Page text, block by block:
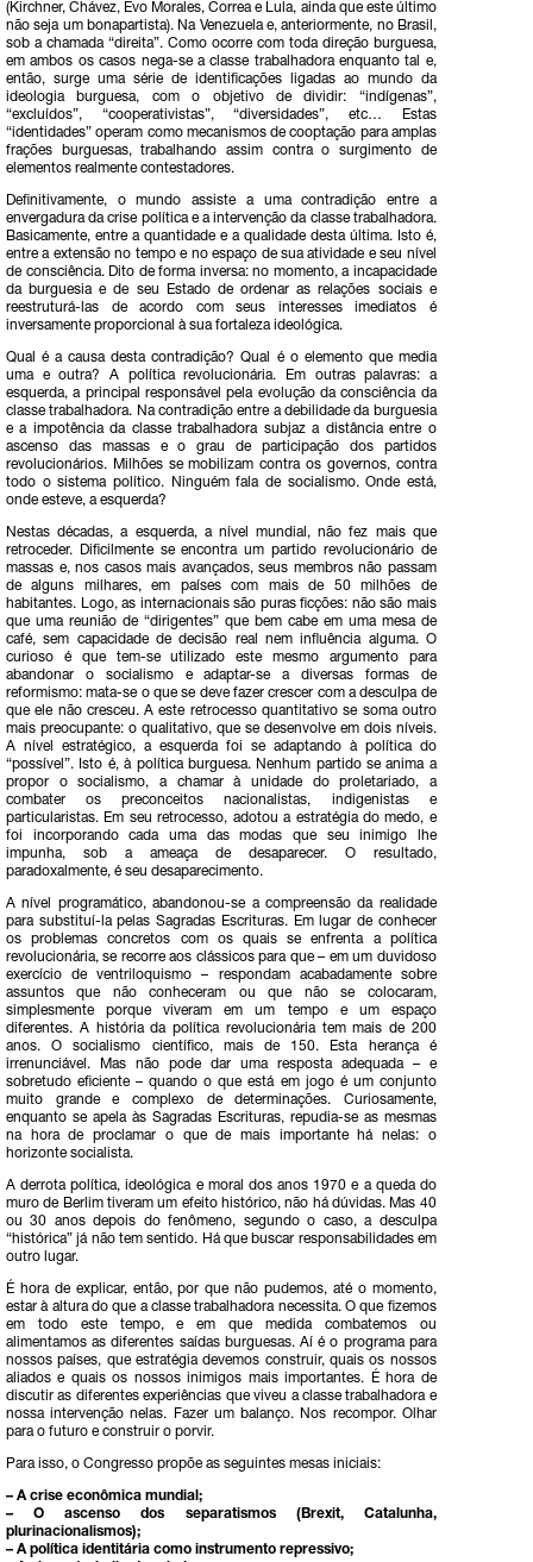
(Kirchner, Chávez, Evo Morales, Correa e Lula, ainda que este último
não seja um bonapartista). Na Venezuela e, anteriormente, no Brasil,
sob a chamada “direita”. Como ocorre com toda direção burguesa,
em ambos os casos nega-se a classe trabalhadora enquanto tal e,
então, surge uma série de identificações ligadas ao mundo da
ideologia burguesa, com o objetivo de dividir: “indígenas”,
“excluídos”, “cooperativistas”, “diversidades”, etc… Estas
“identidades” operam como mecanismos de cooptação para amplas
frações burguesas, trabalhando assim contra o surgimento de
elementos realmente contestadores.
Definitivamente, o mundo assiste a uma contradição entre a
envergadura da crise política e a intervenção da classe trabalhadora.
Basicamente, entre a quantidade e a qualidade desta última. Isto é,
entre a extensão no tempo e no espaço de sua atividade e seu nível
de consciência. Dito de forma inversa: no momento, a incapacidade
da burguesia e de seu Estado de ordenar as relações sociais e
reestruturá-las de acordo com seus interesses imediatos é
inversamente proporcional à sua fortaleza ideológica.
Qual é a causa desta contradição? Qual é o elemento que media
uma e outra? A política revolucionária. Em outras palavras: a
esquerda, a principal responsável pela evolução da consciência da
classe trabalhadora. Na contradição entre a debilidade da burguesia
e a impotência da classe trabalhadora subjaz a distância entre o
ascenso das massas e o grau de participação dos partidos
revolucionários. Milhões se mobilizam contra os governos, contra
todo o sistema político. Ninguém fala de socialismo. Onde está,
onde esteve, a esquerda?
Nestas décadas, a esquerda, a nível mundial, não fez mais que
retroceder. Dificilmente se encontra um partido revolucionário de
massas e, nos casos mais avançados, seus membros não passam
de alguns milhares, em países com mais de 50 milhões de
habitantes. Logo, as internacionais são puras ficções: não são mais
que uma reunião de “dirigentes” que bem cabe em uma mesa de
café, sem capacidade de decisão real nem influência alguma. O
curioso é que tem-se utilizado este mesmo argumento para
abandonar o socialismo e adaptar-se a diversas formas de
reformismo: mata-se o que se deve fazer crescer com a desculpa de
que ele não cresceu. A este retrocesso quantitativo se soma outro
mais preocupante: o qualitativo, que se desenvolve em dois níveis.
A nível estratégico, a esquerda foi se adaptando à política do
“possível”. Isto é, à política burguesa. Nenhum partido se anima a
propor o socialismo, a chamar à unidade do proletariado, a
combater os preconceitos nacionalistas, indigenistas e
particularistas. Em seu retrocesso, adotou a estratégia do medo, e
foi incorporando cada uma das modas que seu inimigo lhe
impunha, sob a ameaça de desaparecer. O resultado,
paradoxalmente, é seu desaparecimento.
A nível programático, abandonou-se a compreensão da realidade
para substituí-la pelas Sagradas Escrituras. Em lugar de conhecer
os problemas concretos com os quais se enfrenta a política
revolucionária, se recorre aos clássicos para que – em um duvidoso
exercício de ventriloquismo – respondam acabadamente sobre
assuntos que não conheceram ou que não se colocaram,
simplesmente porque viveram em um tempo e um espaço
diferentes. A história da política revolucionária tem mais de 200
anos. O socialismo científico, mais de 150. Esta herança é
irrenunciável. Mas não pode dar uma resposta adequada – e
sobretudo eficiente – quando o que está em jogo é um conjunto
muito grande e complexo de determinações. Curiosamente,
enquanto se apela às Sagradas Escrituras, repudia-se as mesmas
na hora de proclamar o que de mais importante há nelas: o
horizonte socialista.
A derrota política, ideológica e moral dos anos 1970 e a queda do
muro de Berlim tiveram um efeito histórico, não há dúvidas. Mas 40
ou 30 anos depois do fenômeno, segundo o caso, a desculpa
“histórica” já não tem sentido. Há que buscar responsabilidades em
outro lugar.
É hora de explicar, então, por que não pudemos, até o momento,
estar à altura do que a classe trabalhadora necessita. O que fizemos
em todo este tempo, e em que medida combatemos ou
alimentamos as diferentes saídas burguesas. Aí é o programa para
nossos países, que estratégia devemos construir, quais os nossos
aliados e quais os nossos inimigos mais importantes. É hora de
discutir as diferentes experiências que viveu a classe trabalhadora e
nossa intervenção nelas. Fazer um balanço. Nos recompor. Olhar
para o futuro e construir o porvir.
Para isso, o Congresso propõe as seguintes mesas iniciais:
– A crise econômica mundial;
– O ascenso dos separatismos (Brexit, Catalunha,
plurinacionalismos);
– A política identitária como instrumento repressivo;